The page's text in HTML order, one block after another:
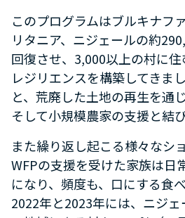
このプログラムはブルキナフ
リタニア、ニジェールの約
回復させ、3,000以上の村に
レジリエンスを構築してきま
と、荒廃した土地の再生を通
そして小規模農家の支援と結
また繰り返し起こる様々なシ
WFPの支援を受けた家族は日
になり、頻度も、口にする食
2022年と2023年には、ニジ